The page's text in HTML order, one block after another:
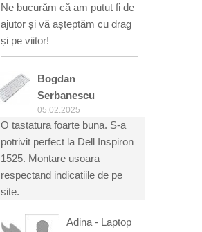
Ne bucurăm că am putut fi de
ajutor și vă așteptăm cu drag
și pe viitor!
Bogdan
Serbanescu
05.02.2025
O tastatura foarte buna. S-a
potrivit perfect la Dell Inspiron
1525. Montare usoara
respectand indicatiile de pe
site.
Adina - Laptop